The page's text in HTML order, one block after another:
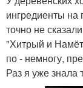
ингредиенты на
точно не
"Хитрый и
по - немногу,
Раз я уже знала